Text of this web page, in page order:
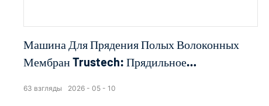
Машина Для Прядения Полых Волоконных
Мембран Trustech: Прядильное
2026 05 10
63 взгляды